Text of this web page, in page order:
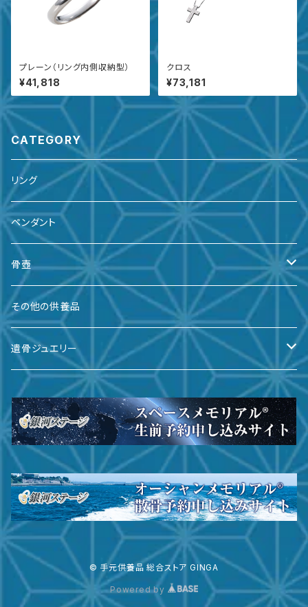
プレーン（リング内側収納型）
¥41,818
クロス
¥73,181
CATEGORY
リング
ペンダント
骨壺
備前焼
九谷焼
有田焼
瀬戸焼
ガラス
その他
サイズ
～３寸
その他の供養品
遺骨ジュエリー
遺骨ダイヤ
台座・リング
台座・ネックレス
台座・ピアス
© 手元供養品 総合ストア GINGA
Powered by